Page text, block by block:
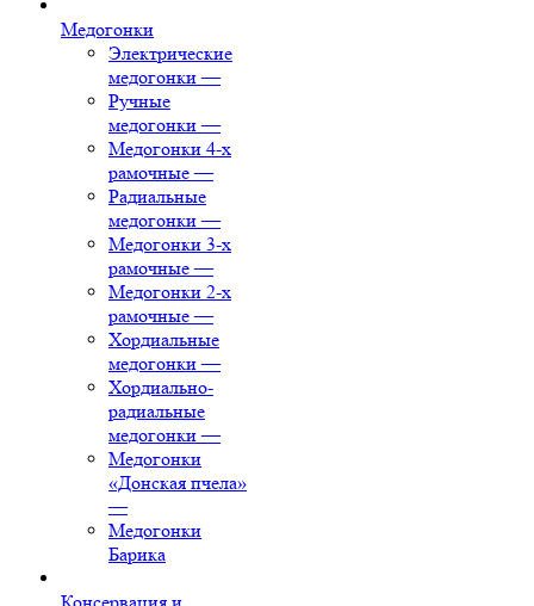
Медогонки
Электрические
медогонки —
Ручные
медогонки —
Медогонки 4-х
рамочные —
Радиальные
медогонки —
Медогонки 3-х
рамочные —
Медогонки 2-х
рамочные —
Хордиальные
медогонки —
Хордиально-
радиальные
медогонки —
Медогонки
«Донская пчела»
—
Медогонки
Барика